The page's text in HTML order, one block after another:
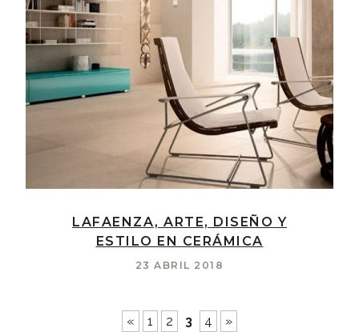
LAFAENZA, ARTE, DISEÑO Y
ESTILO EN CERÁMICA
23 ABRIL 2018
« 1 2 3 4 »